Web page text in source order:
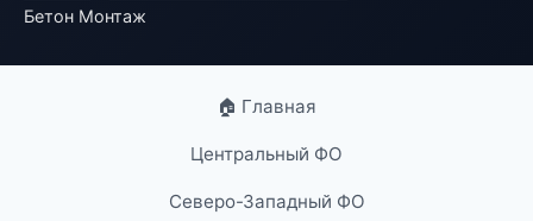
Бетон Монтаж
🏠 Главная
Центральный ФО
Северо-Западный ФО